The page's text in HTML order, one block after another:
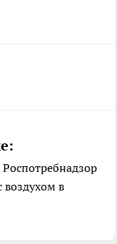
воздухом в